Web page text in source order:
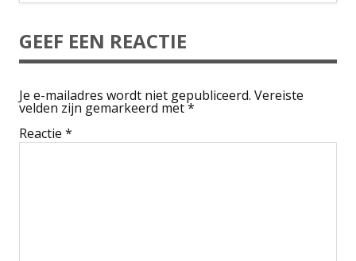
GEEF EEN REACTIE
Je e-mailadres wordt niet gepubliceerd. Vereiste
velden zijn gemarkeerd met*
Reactie *